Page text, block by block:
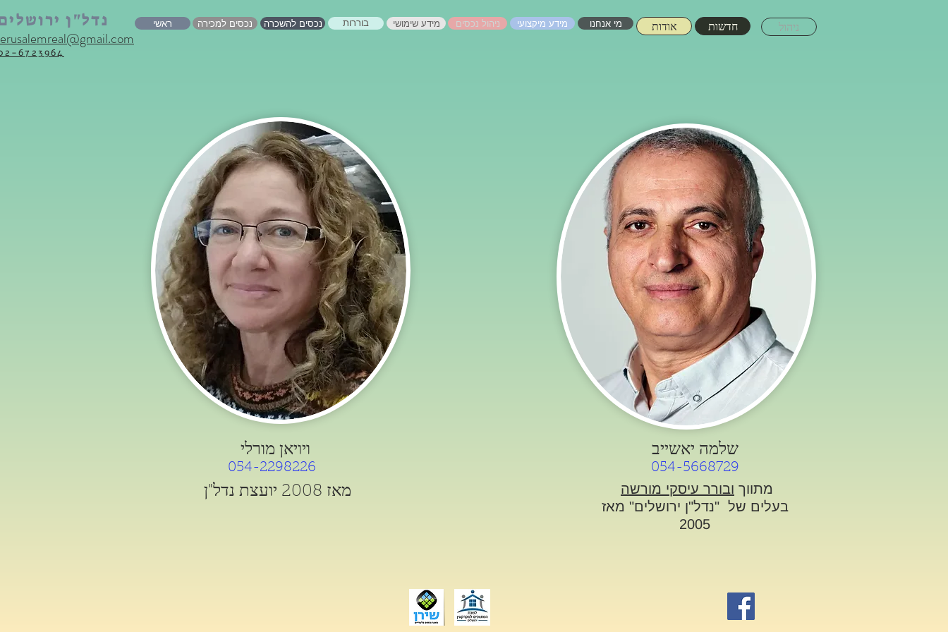
6723964
נדל"ן ראשי נכסים למכירה נכסים להשכרה בוררות מידע שימושי ניהול נכסים מידע מיקצועי מי אנחנו אודות חדשות ניהול
ויויאן מורלי
מאז 2008 יועצת נדל"ן
054-2298226
שלמה יאשייב
מתווך ובורר עיסקי מורשה
בעלים של "נדל"ן ירושלים" מאז
2005
054-5668729